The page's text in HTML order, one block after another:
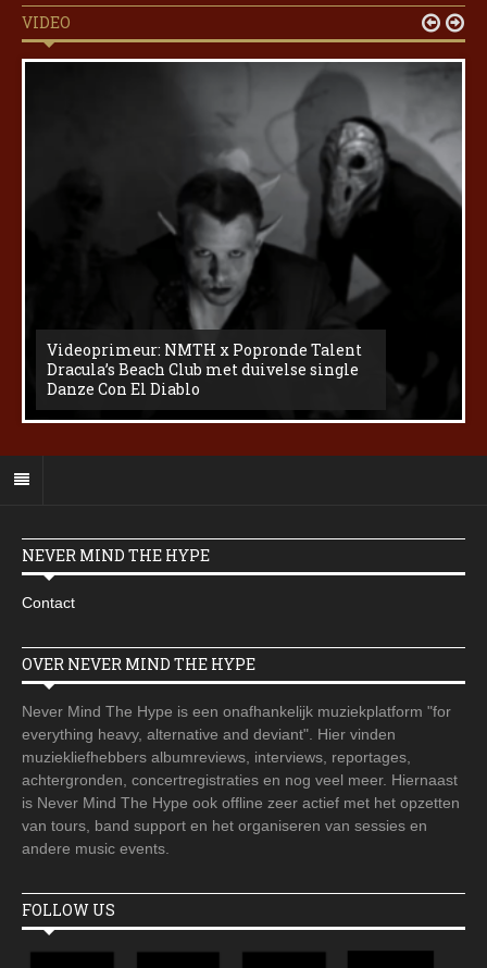
VIDEO
Videoprimeur: NMTH x Popronde Talent
Dracula’s Beach Club met duivelse single
Danze Con El Diablo
 
NEVER MIND THE HYPE
Contact
OVER NEVER MIND THE HYPE
Never Mind The Hype is een onafhankelijk muziekplatform "for
everything heavy, alternative and deviant". Hier vinden
muziekliefhebbers albumreviews, interviews, reportages,
achtergronden, concertregistraties en nog veel meer. Hiernaast
is Never Mind The Hype ook offline zeer actief met het opzetten
van tours, band support en het organiseren van sessies en
andere music events.
FOLLOW US